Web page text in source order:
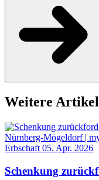
Weitere
Erbschaft 05. Apr. 2026
Schenkung